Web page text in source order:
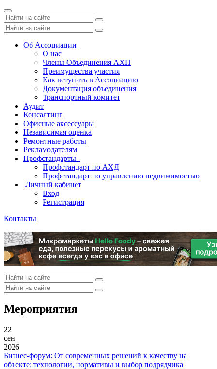
Toggle
navigation
Об Ассоциации
О нас
Члены Объединения АХП
Преимущества участия
Как вступить в Ассоциацию
Документация объединения
Транспортный комитет
Аудит
Консалтинг
Офисные аксессуары
Независимая оценка
Ремонтные работы
Рекламодателям
Профстандарты
Профстандарт по АХД
Профстандарт по управлению недвижимостью
Личный кабинет
Вход
Регистрация
Контакты
Мероприятия
22
сен
2026
Бизнес-форум: От современных решений к качеству на
объекте: технологии, нормативы и выбор подрядчика